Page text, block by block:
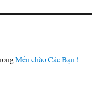
Mến chào Các Bạn !